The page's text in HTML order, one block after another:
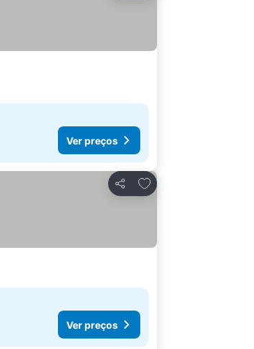
Ver preços
Partilhar
Adicionar aos favoritos
Ver preços